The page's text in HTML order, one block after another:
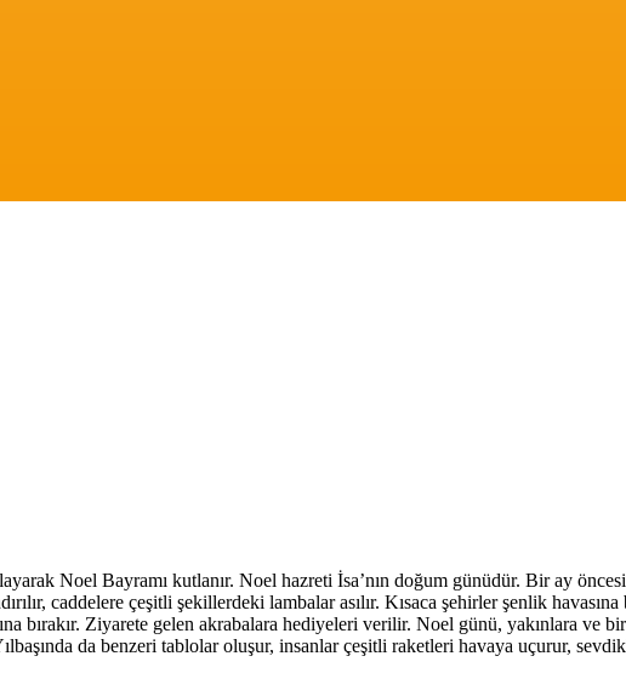
Noel Bayramı kutlanır. Noel hazreti İsa’nın doğum günüdür. Bir ay
caddelere çeşitli şekillerdeki lambalar asılır. Kısaca şehirler şenlik
bırakır. Ziyarete gelen akrabalara hediyeleri verilir. Noel günü, yakınlara
da benzeri tablolar oluşur, insanlar çeşitli raketleri havaya uçurur,